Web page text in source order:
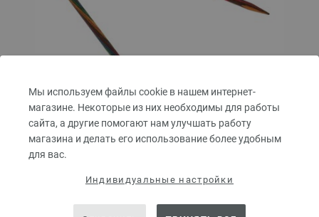
Мы используем файлы cookie в нашем интернет-
магазине. Некоторые из них необходимы для работы
сайта, а другие помогают нам улучшать работу
магазина и делать его использование более удобным
для вас.
Индивидуальные настройки
Круговые спицы Design-Holz Multicolor № 5,0